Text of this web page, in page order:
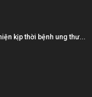
kịp thời bệnh ung thư...